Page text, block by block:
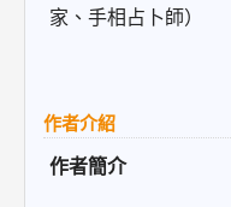
家、手相占卜師）
作者介紹
作者簡介